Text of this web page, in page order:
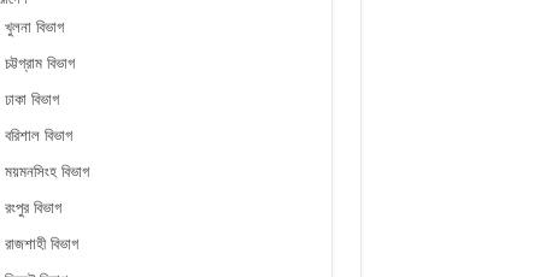
খুলনা বিভাগ
চট্টগ্রাম বিভাগ
ঢাকা বিভাগ
বরিশাল বিভাগ
ময়মনসিংহ বিভাগ
রংপুর বিভাগ
রাজশাহী বিভাগ